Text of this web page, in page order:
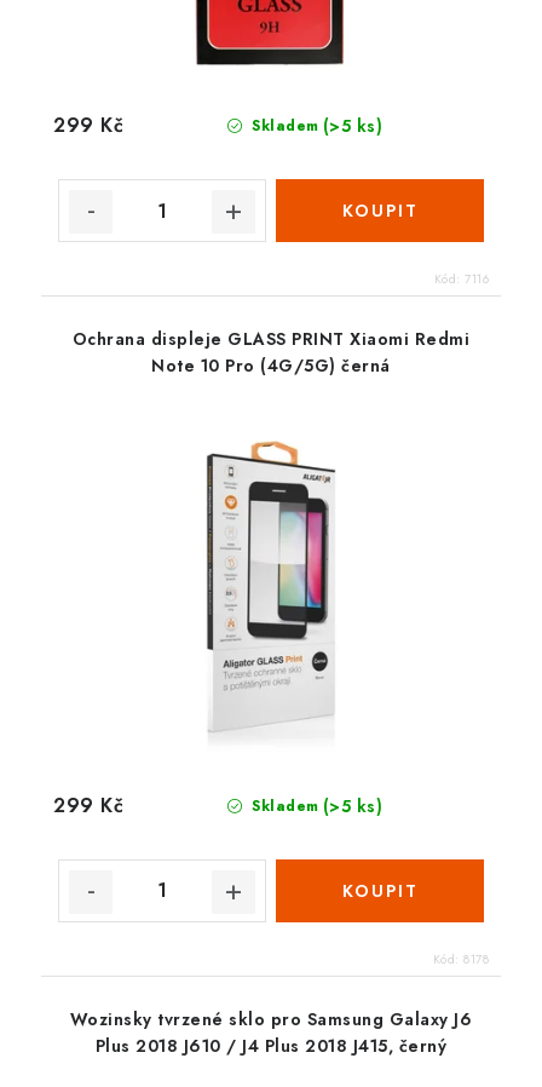
Skladem (>5 ks)
299 Kč
Kód: 7116
Ochrana displeje GLASS PRINT Xiaomi Redmi
Note 10 Pro (4G/5G) černá
Skladem (>5 ks)
299 Kč
Kód: 8178
Wozinsky tvrzené sklo pro Samsung Galaxy J6
Plus 2018 J610 / J4 Plus 2018 J415, černý